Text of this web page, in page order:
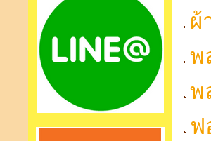
ผ้
พ
พ
ฟ